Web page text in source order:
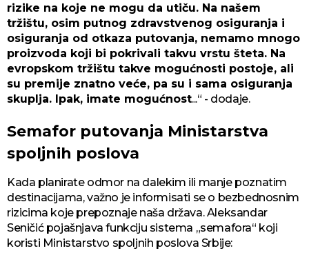
rizike na koje ne mogu da utiču. Na našem
tržištu, osim putnog zdravstvenog osiguranja i
osiguranja od otkaza putovanja, nemamo mnogo
proizvoda koji bi pokrivali takvu vrstu šteta. Na
evropskom tržištu takve mogućnosti postoje, ali
su premije znatno veće, pa su i sama osiguranja
skuplja. Ipak, imate mogućnost...“ - dodaje.
Semafor putovanja Ministarstva
spoljnih poslova
Kada planirate odmor na dalekim ili manje poznatim
destinacijama, važno je informisati se o bezbednosnim
rizicima koje prepoznaje naša država. Aleksandar
Seničić pojašnjava funkciju sistema „semafora“ koji
koristi Ministarstvo spoljnih poslova Srbije: